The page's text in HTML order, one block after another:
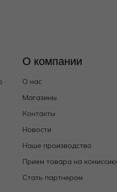
О компании
О нас
Магазины
Контакты
Новости
Наше производство
Прием товара на комиссию
Стать партнером